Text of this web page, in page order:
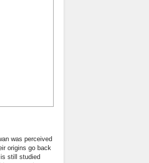
was perceived
origins go back
still studied